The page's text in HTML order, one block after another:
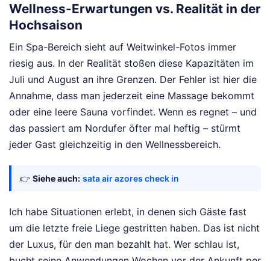
Wellness-Erwartungen vs. Realität in der
Hochsaison
Ein Spa-Bereich sieht auf Weitwinkel-Fotos immer
riesig aus. In der Realität stoßen diese Kapazitäten im
Juli und August an ihre Grenzen. Der Fehler ist hier die
Annahme, dass man jederzeit eine Massage bekommt
oder eine leere Sauna vorfindet. Wenn es regnet – und
das passiert am Nordufer öfter mal heftig – stürmt
jeder Gast gleichzeitig in den Wellnessbereich.
👉 Siehe auch: sata air azores check in
Ich habe Situationen erlebt, in denen sich Gäste fast
um die letzte freie Liege gestritten haben. Das ist nicht
der Luxus, für den man bezahlt hat. Wer schlau ist,